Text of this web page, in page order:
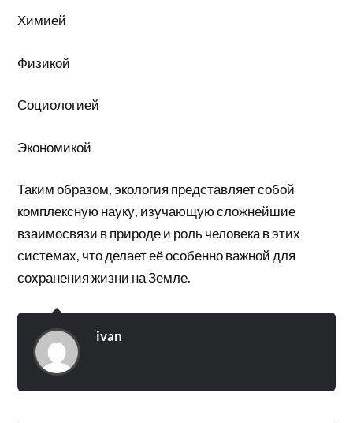
Химией
Физикой
Социологией
Экономикой
Таким образом, экология представляет собой
комплексную науку, изучающую сложнейшие
взаимосвязи в природе и роль человека в этих
системах, что делает её особенно важной для
сохранения жизни на Земле.
ivan